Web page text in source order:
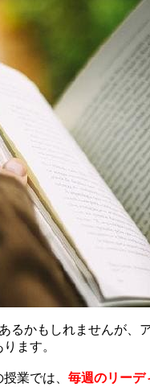
るかもしれませんが、
ます。
業では、 毎週のリーデ